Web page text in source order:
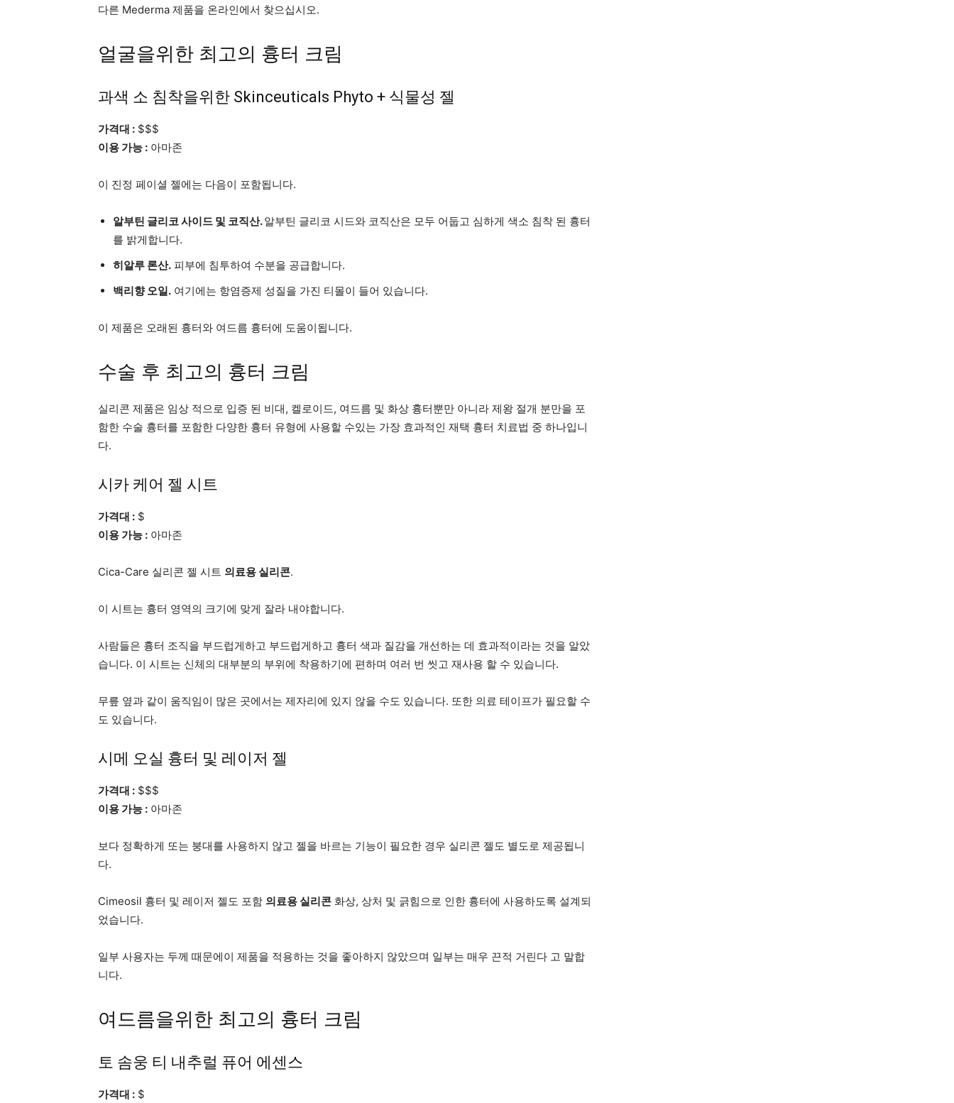
다른 Mederma 제품을 온라인에서 찾으십시오.
얼굴을위한 최고의 흉터 크림
과색 소 침착을위한 Skinceuticals Phyto + 식물성 젤
가격대 : $$$
이용 가능 : 아마존
이 진정 페이셜 젤에는 다음이 포함됩니다.
알부틴 글리코 사이드 및 코직산.알부틴 글리코 시드와 코직산은 모두 어둡고 심하게 색소 침착 된 흉터
를 밝게합니다.
히알루 론산. 피부에 침투하여 수분을 공급합니다.
백리향 오일. 여기에는 항염증제 성질을 가진 티몰이 들어 있습니다.
이 제품은 오래된 흉터와 여드름 흉터에 도움이됩니다.
수술 후 최고의 흉터 크림
실리콘 제품은 임상 적으로 입증 된 비대, 켈로이드, 여드름 및 화상 흉터뿐만 아니라 제왕 절개 분만을 포
함한 수술 흉터를 포함한 다양한 흉터 유형에 사용할 수있는 가장 효과적인 재택 흉터 치료법 중 하나입니
다.
시카 케어 젤 시트
가격대 : $
이용 가능 : 아마존
Cica-Care 실리콘 젤 시트 의료용 실리콘.
이 시트는 흉터 영역의 크기에 맞게 잘라 내야합니다.
사람들은 흉터 조직을 부드럽게하고 부드럽게하고 흉터 색과 질감을 개선하는 데 효과적이라는 것을 알았
습니다. 이 시트는 신체의 대부분의 부위에 착용하기에 편하며 여러 번 씻고 재사용 할 수 있습니다.
무릎 옆과 같이 움직임이 많은 곳에서는 제자리에 있지 않을 수도 있습니다. 또한 의료 테이프가 필요할 수
도 있습니다.
시메 오실 흉터 및 레이저 젤
가격대 : $$$
이용 가능 : 아마존
보다 정확하게 또는 붕대를 사용하지 않고 젤을 바르는 기능이 필요한 경우 실리콘 젤도 별도로 제공됩니
다.
Cimeosil 흉터 및 레이저 젤도 포함 의료용 실리콘 화상, 상처 및 긁힘으로 인한 흉터에 사용하도록 설계되
었습니다.
일부 사용자는 두께 때문에이 제품을 적용하는 것을 좋아하지 않았으며 일부는 매우 끈적 거린다 고 말합
니다.
여드름을위한 최고의 흉터 크림
토 솜웅 티 내추럴 퓨어 에센스
가격대 : $